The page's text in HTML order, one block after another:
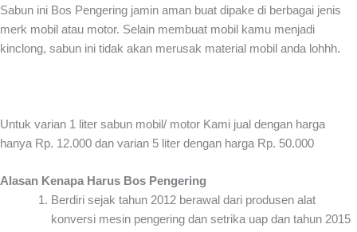
Sabun ini Bos Pengering jamin aman buat dipake di berbagai jenis
merk mobil atau motor. Selain membuat mobil kamu menjadi
kinclong, sabun ini tidak akan merusak material mobil anda lohhh.
Untuk varian 1 liter sabun mobil/ motor Kami jual dengan harga
hanya Rp. 12.000 dan varian 5 liter dengan harga Rp. 50.000
Alasan Kenapa Harus Bos Pengering
Berdiri sejak tahun 2012 berawal dari produsen alat
konversi mesin pengering dan setrika uap dan tahun 2015